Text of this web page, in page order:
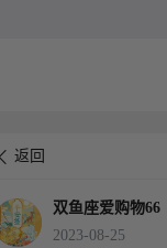
返回
双鱼座爱购物66
2023-08-25